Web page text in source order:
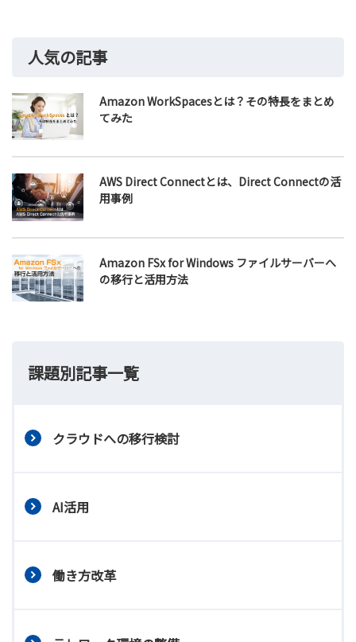
人気の記事
Amazon WorkSpacesとは？その特長をまとめ
てみた
AWS Direct Connectとは、Direct Connectの活
用事例
Amazon FSx for Windows ファイルサーバーへ
の移行と活用方法
課題別記事一覧
クラウドへの移行検討
AI活用
働き方改革